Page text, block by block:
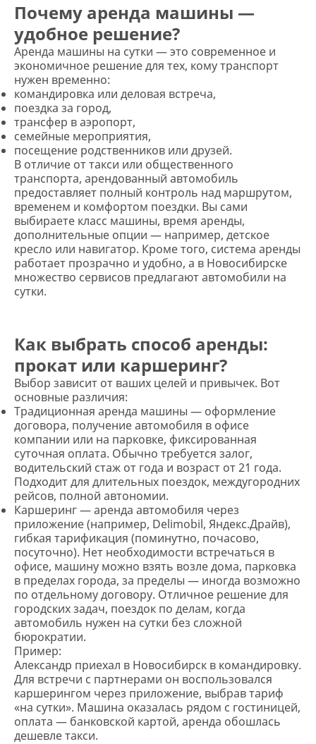
Почему аренда машины —
удобное решение?
Аренда машины на сутки — это современное и
экономичное решение для тех, кому транспорт
нужен временно:
командировка или деловая встреча,
поездка за город,
трансфер в аэропорт,
семейные мероприятия,
посещение родственников или друзей.
В отличие от такси или общественного
транспорта, арендованный автомобиль
предоставляет полный контроль над маршрутом,
временем и комфортом поездки. Вы сами
выбираете класс машины, время аренды,
дополнительные опции — например, детское
кресло или навигатор. Кроме того, система аренды
работает прозрачно и удобно, а в Новосибирске
множество сервисов предлагают автомобили на
сутки.
Как выбрать способ аренды:
прокат или каршеринг?
Выбор зависит от ваших целей и привычек. Вот
основные различия:
Традиционная аренда машины — оформление
договора, получение автомобиля в офисе
компании или на парковке, фиксированная
суточная оплата. Обычно требуется залог,
водительский стаж от года и возраст от 21 года.
Подходит для длительных поездок, междугородних
рейсов, полной автономии.
Каршеринг — аренда автомобиля через
приложение (например, Delimobil, Яндекс.Драйв),
гибкая тарификация (поминутно, почасово,
посуточно). Нет необходимости встречаться в
офисе, машину можно взять возле дома, парковка
в пределах города, за пределы — иногда возможно
по отдельному договору. Отличное решение для
городских задач, поездок по делам, когда
автомобиль нужен на сутки без сложной
бюрократии.
Пример:
Александр приехал в Новосибирск в командировку.
Для встречи с партнерами он воспользовался
каршерингом через приложение, выбрав тариф
«на сутки». Машина оказалась рядом с гостиницей,
оплата — банковской картой, аренда обошлась
дешевле такси.